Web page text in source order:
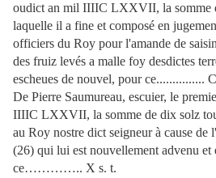
oudict an mil IIIIC LXXVII, la somme
laquelle il a fine et composé en
officiers du Roy pour l'amande de
des fruiz levés a malle foy desdictes
escheues de nouvel, pour ce...............
De Pierre Saumureau, escuier, le
IIIIC LXXVII, la somme de dix solz
au Roy nostre dict seigneur à cause de
(26) qui lui est nouvellement advenu et
ce………….. X s. t.